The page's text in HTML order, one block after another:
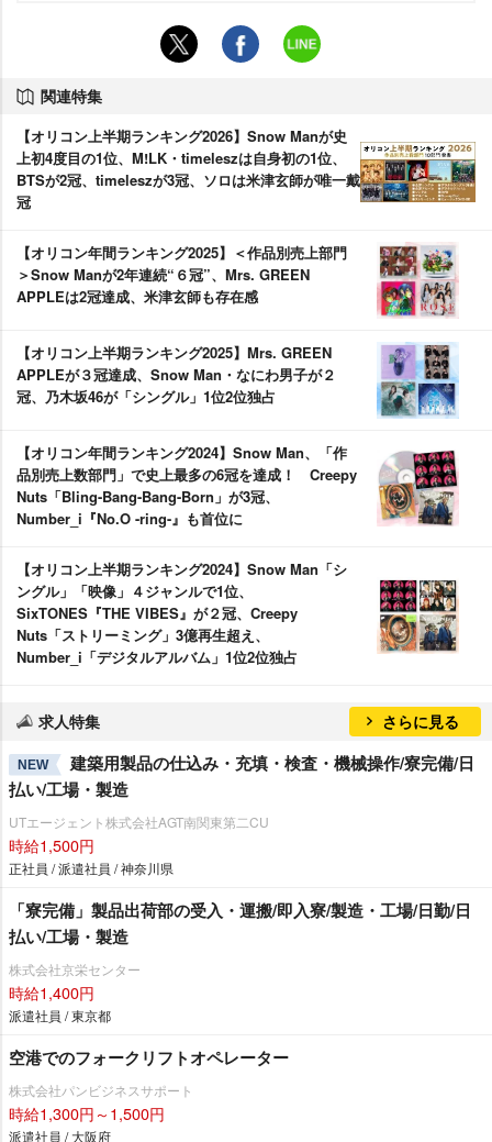
関連特集
【オリコン上半期ランキング2026】Snow Manが史
上初4度目の1位、M!LK・timeleszは自身初の1位、
BTSが2冠、timeleszが3冠、ソロは米津玄師が唯一戴
冠
【オリコン年間ランキング2025】＜作品別売上部門
＞Snow Manが2年連続“６冠”、Mrs. GREEN
APPLEは2冠達成、米津玄師も存在感
【オリコン上半期ランキング2025】Mrs. GREEN
APPLEが３冠達成、Snow Man・なにわ男子が２
冠、乃木坂46が「シングル」1位2位独占
【オリコン年間ランキング2024】Snow Man、「作
品別売上数部門」で史上最多の6冠を達成！ Creepy
Nuts「Bling-Bang-Bang-Born」が3冠、
Number_i『No.O -ring-』も首位に
【オリコン上半期ランキング2024】Snow Man「シ
ングル」「映像」４ジャンルで1位、
SixTONES『THE VIBES』が２冠、Creepy
Nuts「ストリーミング」3億再生超え、
Number_i「デジタルアルバム」1位2位独占
求人特集 さらに見る
NEW
建築用製品の仕込み・充填・検査・機械操作/寮完備/日
払い/工場・製造
UTエージェント株式会社AGT南関東第二CU
時給1,500円
正社員 / 派遣社員 / 神奈川県
「寮完備」製品出荷部の受入・運搬/即入寮/製造・工場/日勤/日
払い/工場・製造
株式会社京栄センター
時給1,400円
派遣社員 / 東京都
空港でのフォークリフトオペレーター
株式会社パンビジネスサポート
時給1,300円～1,500円
派遣社員 / 大阪府